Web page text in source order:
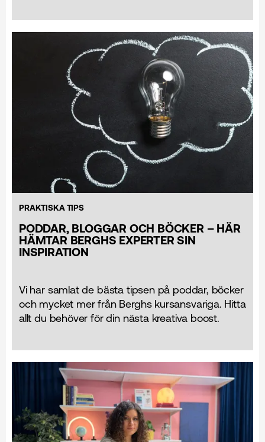
PRAKTISKA TIPS
PODDAR, BLOGGAR OCH BÖCKER – HÄR
HÄMTAR BERGHS EXPERTER SIN
INSPIRATION
Vi har samlat de bästa tipsen på poddar, böcker
och mycket mer från Berghs kursansvariga. Hitta
allt du behöver för din nästa kreativa boost.